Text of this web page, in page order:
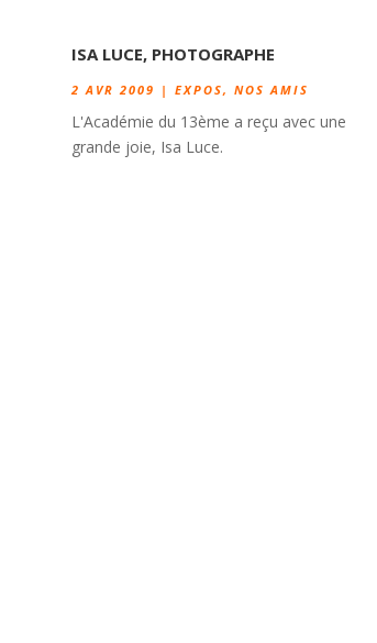
ISA LUCE, PHOTOGRAPHE
2 AVR 2009 | EXPOS, NOS AMIS
L'Académie du 13ème a reçu avec une
grande joie, Isa Luce.